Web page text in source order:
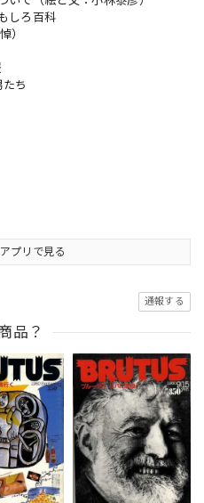
しろ百科
）
ち
プリで見る
通報する
品？